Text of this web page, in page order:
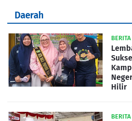
Daerah
BERITA
Hilir
BERITA